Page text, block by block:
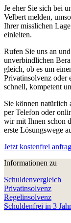
Je eher Sie sich bei
Velbert melden,
Ihrer misslichen
einleiten.
Rufen Sie uns an
unverbindlichen
gleich, ob es um
Privatinsolvenz oder
schnell, kompetent
Sie können natürlich
per Telefon oder
wir mit Ihnen schon
erste Lösungswege
Jetzt kostenfrei
Informationen zu
Schuldenvergleich
Privatinsolvenz
Regelinsolvenz
Schuldenfrei in 3